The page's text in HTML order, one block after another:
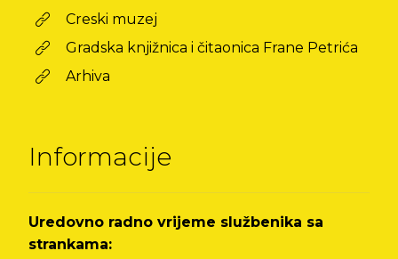
Creski muzej
Gradska knjižnica i čitaonica Frane Petrića
Arhiva
Informacije
Uredovno radno vrijeme službenika sa
strankama: